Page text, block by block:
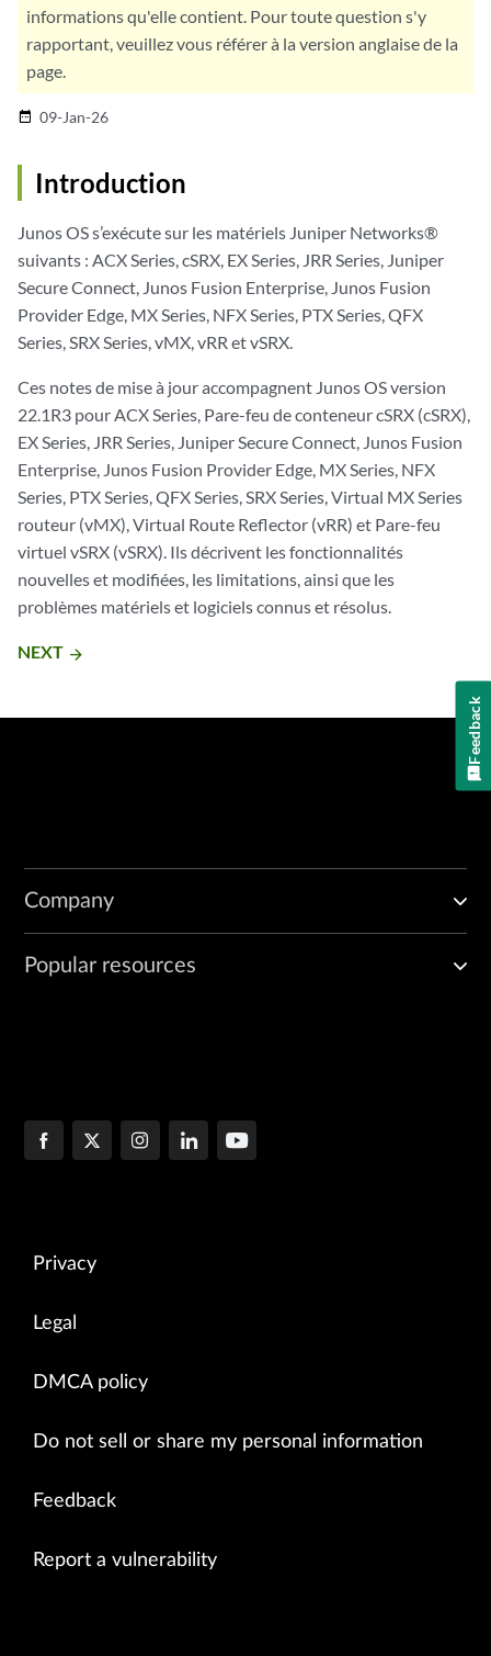
informations qu'elle contient. Pour toute question s'y
rapportant, veuillez vous référer à la version anglaise de la
page.
date_range 09-Jan-26
Introduction
Junos OS s’exécute sur les matériels Juniper Networks®
suivants : ACX Series, cSRX, EX Series, JRR Series, Juniper
Secure Connect, Junos Fusion Enterprise, Junos Fusion
Provider Edge, MX Series, NFX Series, PTX Series, QFX
Series, SRX Series, vMX, vRR et vSRX.
Ces notes de mise à jour accompagnent Junos OS version
22.1R3 pour ACX Series, Pare-feu de conteneur cSRX (cSRX),
EX Series, JRR Series, Juniper Secure Connect, Junos Fusion
Enterprise, Junos Fusion Provider Edge, MX Series, NFX
Series, PTX Series, QFX Series, SRX Series, Virtual MX Series
routeur (vMX), Virtual Route Reflector (vRR) et Pare-feu
virtuel vSRX (vSRX). Ils décrivent les fonctionnalités
nouvelles et modifiées, les limitations, ainsi que les
problèmes matériels et logiciels connus et résolus.
NEXT arrow_forward
Company
Popular resources
Privacy
Legal
DMCA policy
Do not sell or share my personal information
Feedback
Report a vulnerability
Feedback